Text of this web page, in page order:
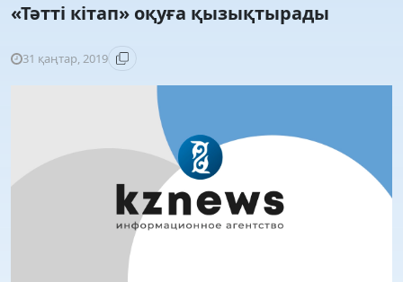
«Тәтті кітап» оқуға қызықтырады
31 қаңтар, 2019